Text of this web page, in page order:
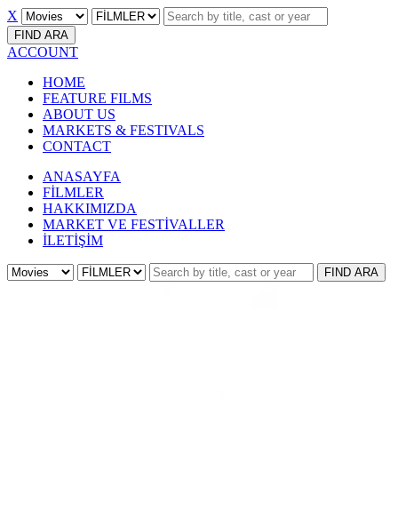
X
FIND ARA
ACCOUNT
HOME
FEATURE FILMS
ABOUT US
MARKETS & FESTIVALS
CONTACT
ANASAYFA
FİLMLER
HAKKIMIZDA
MARKET VE FESTİVALLER
İLETİŞİM
FIND ARA